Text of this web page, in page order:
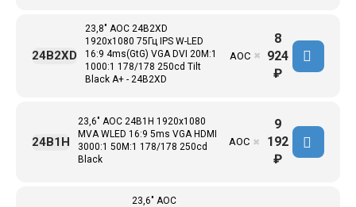
23,8" AOC 24B2XD
1920x1080 75Гц IPS W-LED
16:9 4ms(GtG) VGA DVI 20M:1
1000:1 178/178 250cd Tilt
Black A+ - 24B2XD
AOC
24B2XD ✖
8
924
₽
23,6" AOC 24B1H 1920x1080
MVA WLED 16:9 5ms VGA HDMI
3000:1 50M:1 178/178 250cd
Black
AOC
24B1H ✖
9
192
₽
23,6" AOC